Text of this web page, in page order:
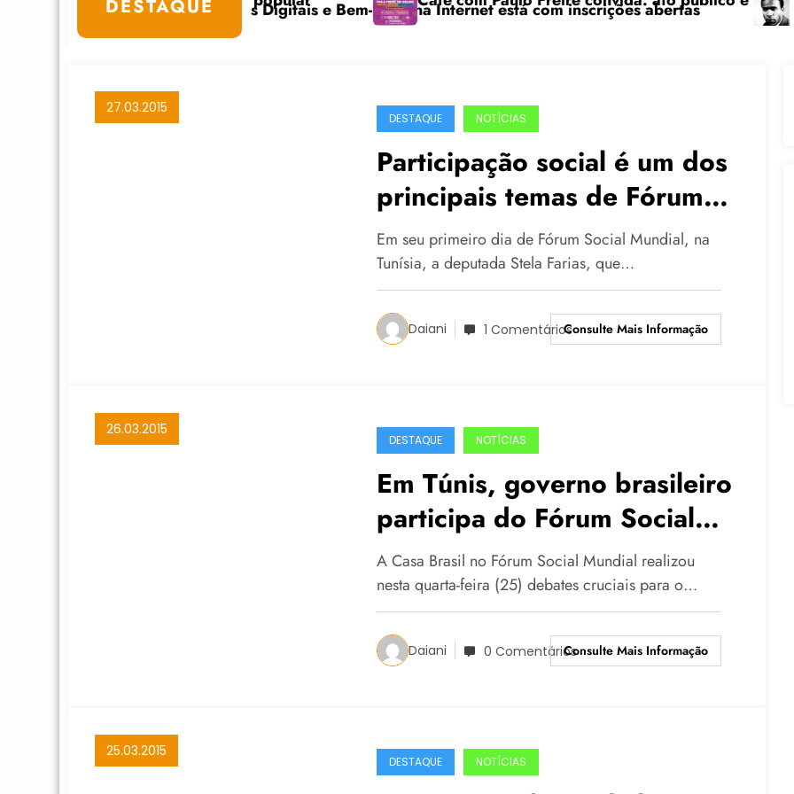
DESTAQUE
em Cuidados Digitais e Bem-Estar na Internet está com inscrições abertas
27.03.2015
DESTAQUE NOTÍCIAS
Participação social é um dos
principais temas de Fórum
na Tunísia
Em seu primeiro dia de Fórum Social Mundial, na
Tunísia, a deputada Stela Farias, que…
Daiani 1 ComentáriosConsulte Mais Informação
26.03.2015
DESTAQUE NOTÍCIAS
Em Túnis, governo brasileiro
participa do Fórum Social
Mundial
A Casa Brasil no Fórum Social Mundial realizou
nesta quarta-feira (25) debates cruciais para o…
Daiani 0 ComentáriosConsulte Mais Informação
25.03.2015
DESTAQUE NOTÍCIAS